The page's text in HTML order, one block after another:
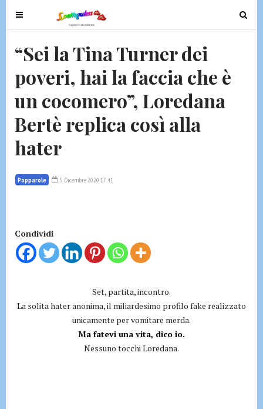
T
o
g
e
n
i
g
t
T
o
“Sei la Tina Turner dei
poveri, hai la faccia che è
un cocomero”, Loredana
Bertè replica così alla
hater
Popparole 5 Dicembre 2020 17:41
Condividi
Set, partita, incontro.
La solita hater anonima, il miliardesimo profilo fake realizzato
unicamente per vomitare merda.
Ma fatevi una vita, dico io.
Nessuno tocchi Loredana.